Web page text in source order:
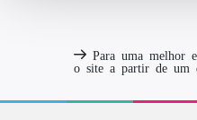
Para uma melhor
o site a partir de um